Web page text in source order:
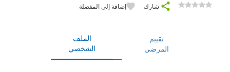
شارك إضافة إلى المفضلة
الملف
الشخصي
تقييم
المرضى